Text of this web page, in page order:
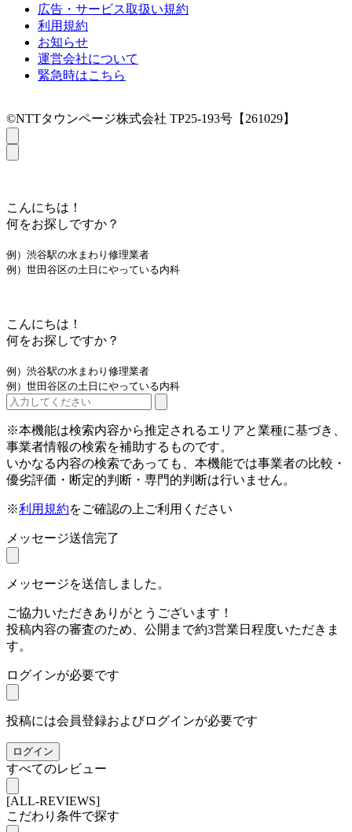
広告・サービス取扱い規約
利用規約
お知らせ
運営会社について
緊急時はこちら
©NTTタウンページ株式会社 TP25-193号【261029】
こんにちは！
何をお探しですか？
例）渋谷駅の水まわり修理業者
例）世田谷区の土日にやっている内科
こんにちは！
何をお探しですか？
例）渋谷駅の水まわり修理業者
例）世田谷区の土日にやっている内科
※本機能は検索内容から推定されるエリアと業種に基づき、
事業者情報の検索を補助するものです。
いかなる内容の検索であっても、本機能では事業者の比較・
優劣評価・断定的判断・専門的判断は行いません。
※利用規約をご確認の上ご利用ください
メッセージ送信完了
メッセージを送信しました。
ご協力いただきありがとうございます！
投稿内容の審査のため、公開まで約3営業日程度いただきま
す。
ログインが必要です
投稿には会員登録およびログインが必要です
ログイン
すべてのレビュー
[ALL-REVIEWS]
こだわり条件で探す